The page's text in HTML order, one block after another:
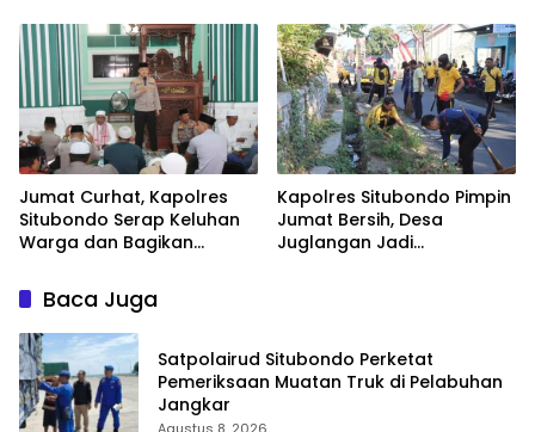
Jumat Curhat, Kapolres
Situbondo Serap Keluhan
Warga dan Bagikan
Kapolres Situbondo Pimpin
Jumat Bersih, Desa
Juglangan Jadi
Baca Juga
Satpolairud Situbondo Perketat
Pemeriksaan Muatan Truk di Pelabuhan
Jangkar